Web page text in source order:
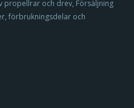
propellrar och drev, Försäljning
förbrukningsdelar och